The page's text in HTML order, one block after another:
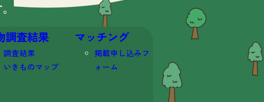
調査結果
調査結果
いきものマップ
マッチング
掲載申し込みフ
ォーム